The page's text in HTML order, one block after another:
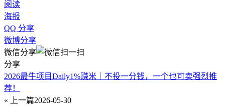
阅读
海报
QQ 分享
微博分享
微信分享
分享
2026最牛项目Daily1%赚米｜不投一分钱，一个也可卖强烈推
荐！
« 上一篇2026-05-30